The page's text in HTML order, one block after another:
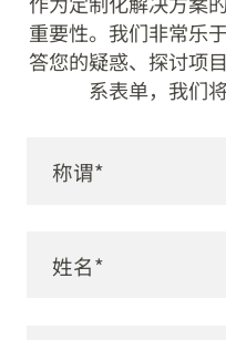
专家对
我们重视
作为定制化解决方案
答您的疑惑、探讨项